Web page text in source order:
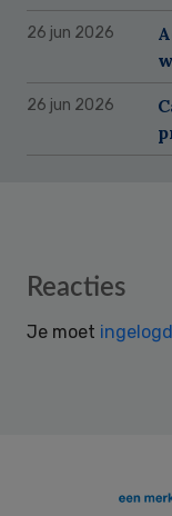
26 jun 2026
26 jun 2026
Reader
Reacties
Je moet